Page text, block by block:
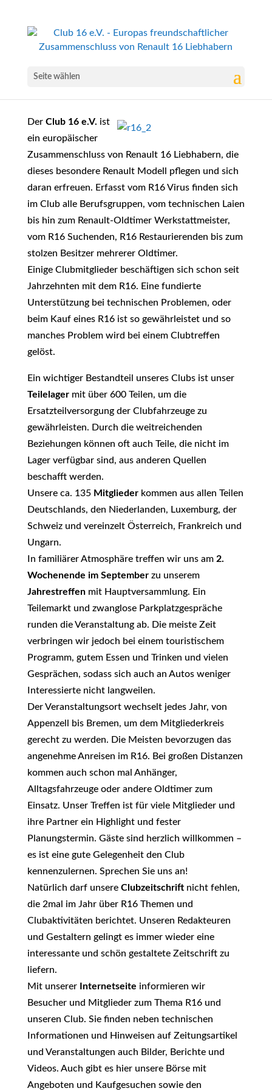
Seite wählen
DerClub 16 e.V. ist
ein europäischer
Zusammenschluss von Renault 16 Liebhabern, die
dieses besondere Renault Modell pflegen und sich
daran erfreuen. Erfasst vom R16 Virus finden sich
im Club alle Berufsgruppen, vom technischen Laien
bis hin zum Renault-Oldtimer Werkstattmeister,
vom R16 Suchenden, R16 Restaurierenden bis zum
stolzen Besitzer mehrerer Oldtimer.
Einige Clubmitglieder beschäftigen sich schon seit
Jahrzehnten mit dem R16. Eine fundierte
Unterstützung bei technischen Problemen, oder
beim Kauf eines R16 ist so gewährleistet und so
manches Problem wird bei einem Clubtreffen
gelöst.
Ein wichtiger Bestandteil unseres Clubs ist unser
Teilelagermit über 600 Teilen, um die
Ersatzteilversorgung der Clubfahrzeuge zu
gewährleisten. Durch die weitreichenden
Beziehungen können oft auch Teile, die nicht im
Lager verfügbar sind, aus anderen Quellen
beschafft werden.
Unsere ca. 135 Mitgliederkommen aus allen Teilen
Deutschlands, den Niederlanden, Luxemburg, der
Schweiz und vereinzelt Österreich, Frankreich und
Ungarn.
In familiärer Atmosphäre treffen wir uns am 2.
Wochenende im Septemberzu unserem
Jahrestreffenmit Hauptversammlung. Ein
Teilemarkt und zwanglose Parkplatzgespräche
runden die Veranstaltung ab. Die meiste Zeit
verbringen wir jedoch bei einem touristischem
Programm, gutem Essen und Trinken und vielen
Gesprächen, sodass sich auch an Autos weniger
Interessierte nicht langweilen.
Der Veranstaltungsort wechselt jedes Jahr, von
Appenzell bis Bremen, um dem Mitgliederkreis
gerecht zu werden. Die Meisten bevorzugen das
angenehme Anreisen im R16. Bei großen Distanzen
kommen auch schon mal Anhänger,
Alltagsfahrzeuge oder andere Oldtimer zum
Einsatz. Unser Treffen ist für viele Mitglieder und
ihre Partner ein Highlight und fester
Planungstermin. Gäste sind herzlich willkommen –
es ist eine gute Gelegenheit den Club
kennenzulernen. Sprechen Sie uns an!
Natürlich darf unsere Clubzeitschriftnicht fehlen,
die 2mal im Jahr über R16 Themen und
Clubaktivitäten berichtet. Unseren Redakteuren
und Gestaltern gelingt es immer wieder eine
interessante und schön gestaltete Zeitschrift zu
liefern.
Mit unsererInternetseite informieren wir
Besucher und Mitglieder zum Thema R16 und
unseren Club. Sie finden neben technischen
Informationen und Hinweisen auf Zeitungsartikel
und Veranstaltungen auch Bilder, Berichte und
Videos. Auch gibt es hier unsere Börse mit
Angeboten und Kaufgesuchen sowie den